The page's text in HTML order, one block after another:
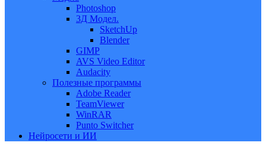
Photoshop
3Д Модел.
SketchUp
Blender
GIMP
AVS Video Editor
Audacity
Полезные программы
Adobe Reader
TeamViewer
WinRAR
Punto Switcher
Нейросети и ИИ